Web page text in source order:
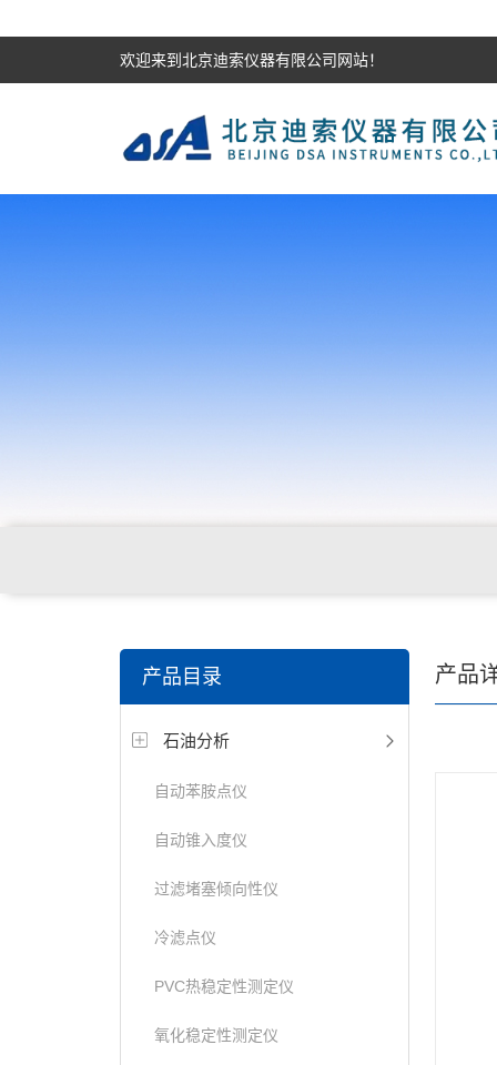
欢迎来到北京迪索仪器有限公司网站！
产品目录
石油分析
自动苯胺点仪
自动锥入度仪
过滤堵塞倾向性仪
冷滤点仪
PVC热稳定性测定仪
氧化稳定性测定仪
产品